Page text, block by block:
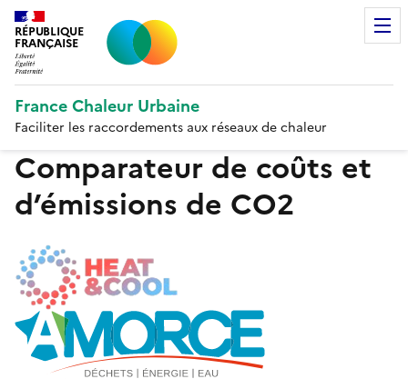
RÉPUBLIQUE
FRANÇAISE
France Chaleur Urbaine
Faciliter les raccordements aux réseaux de chaleur
Comparateur de coûts et
d’émissions de CO2